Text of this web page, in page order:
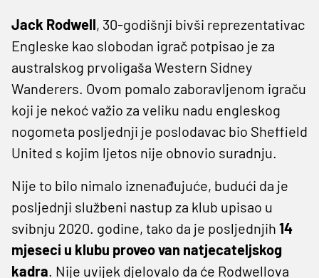
Jack Rodwell, 30-godišnji bivši reprezentativac
Engleske kao slobodan igrač potpisao je za
australskog prvoligaša Western Sidney
Wanderers. Ovom pomalo zaboravljenom igraču
koji je nekoć važio za veliku nadu engleskog
nogometa posljednji je poslodavac bio Sheffield
United s kojim ljetos nije obnovio suradnju.
Nije to bilo nimalo iznenađujuće, budući da je
posljednji službeni nastup za klub upisao u
svibnju 2020. godine, tako da je posljednjih 14
mjeseci u klubu proveo van natjecateljskog
kadra. Nije uvijek djelovalo da će Rodwellova